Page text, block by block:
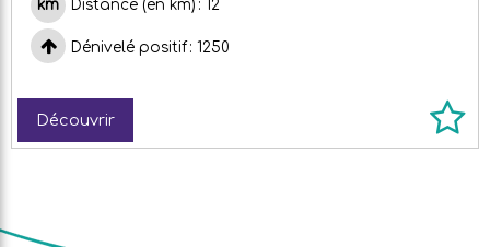
Distance (en km) 12
Dénivelé positif 1250
Découvrir